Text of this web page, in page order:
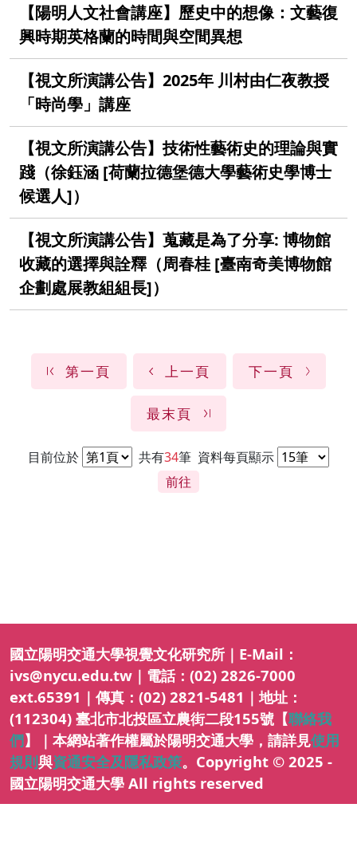
【陽明人文社會講座】歷史中的想像：文藝復
興時期英格蘭的時間與空間異想
【視文所演講公告】2025年 川村由仁夜教授
「時尚學」講座
【視文所演講公告】技術性藝術史的理論與實
踐（徐鈺涵 [荷蘭拉德堡德大學藝術史學博士
候選人]）
【視文所演講公告】蒐藏是為了分享: 博物館
收藏的選擇與詮釋（周春桂 [臺南奇美博物館
企劃處展教組組長]）
第一頁 上一頁 下一頁
最末頁
目前位於 共有34筆 資料每頁顯示
前往
國立陽明交通大學視覺文化研究所｜E-Mail：
ivs@nycu.edu.tw｜電話：(02) 2826-7000
ext.65391｜傳真：(02) 2821-5481｜地址：
(112304) 臺北市北投區立農街二段155號【聯絡我
們】｜本網站著作權屬於陽明交通大學，請詳見使用
規則與資通安全及隱私政策。Copyright © 2025 -
國立陽明交通大學 All rights reserved